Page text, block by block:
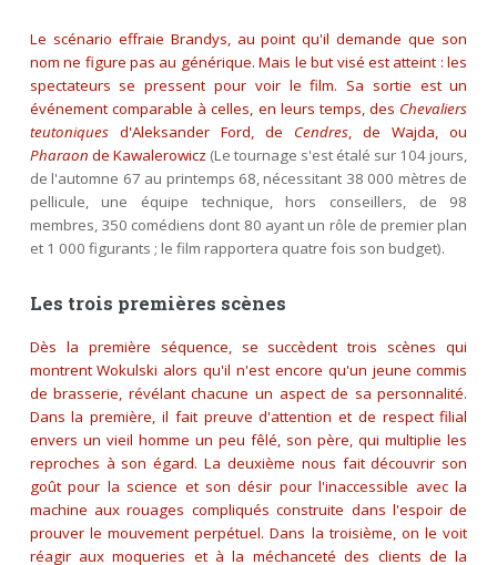
Le scénario effraie Brandys, au point qu'il demande que son
nom ne figure pas au générique. Mais le but visé est atteint : les
spectateurs se pressent pour voir le film. Sa sortie est un
événement comparable à celles, en leurs temps, des Chevaliers
teutoniquesd'Aleksander Ford, de Cendres, de Wajda, ou
Pharaon de Kawalerowicz (Le tournage s'est étalé sur 104 jours,
de l'automne 67 au printemps 68, nécessitant 38 000 mètres de
pellicule, une équipe technique, hors conseillers, de 98
membres, 350 comédiens dont 80 ayant un rôle de premier plan
et 1 000 figurants ; le film rapportera quatre fois son budget).
Les trois premières scènes
Dès la première séquence, se succèdent trois scènes qui
montrent Wokulski alors qu'il n'est encore qu'un jeune commis
de brasserie, révélant chacune un aspect de sa personnalité.
Dans la première, il fait preuve d'attention et de respect filial
envers un vieil homme un peu fêlé, son père, qui multiplie les
reproches à son égard. La deuxième nous fait découvrir son
goût pour la science et son désir pour l'inaccessible avec la
machine aux rouages compliqués construite dans l'espoir de
prouver le mouvement perpétuel. Dans la troisième, on le voit
réagir aux moqueries et à la méchanceté des clients de la